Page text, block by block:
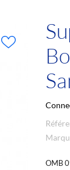
OMB